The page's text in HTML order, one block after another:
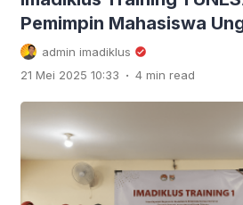
Pemimpin Mahasiswa
admin imadiklus
21 Mei 2025 10:33 . 4 min read